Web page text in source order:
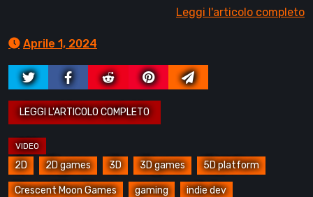
Leggi l'articolo completo
Aprile 1, 2024
2D 2D games 3D 3D games 5D platform
Crescent Moon Games gaming indie dev